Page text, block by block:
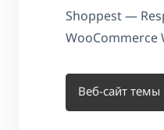
Shoppest —
WooCommerce
Веб-сайт темы